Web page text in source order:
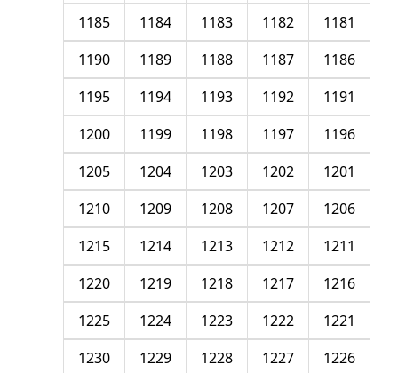
1181
1182
1183
1184
1185
1186
1187
1188
1189
1190
1191
1192
1193
1194
1195
1196
1197
1198
1199
1200
1201
1202
1203
1204
1205
1206
1207
1208
1209
1210
1211
1212
1213
1214
1215
1216
1217
1218
1219
1220
1221
1222
1223
1224
1225
1226
1227
1228
1229
1230